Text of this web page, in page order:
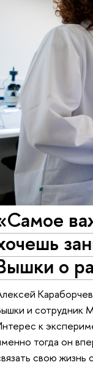
о
и сотрудник
к
тогда он
свою